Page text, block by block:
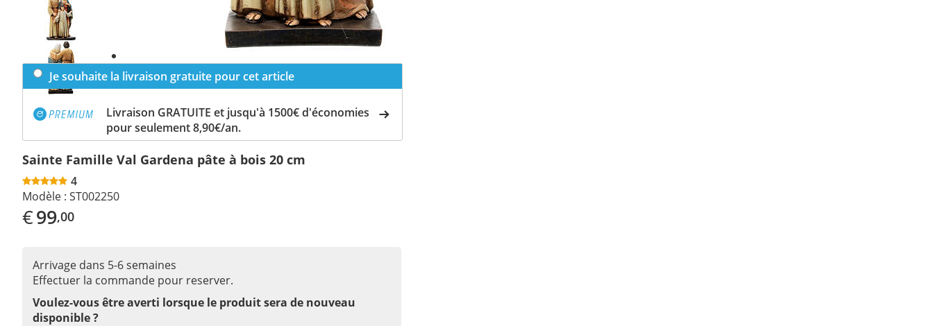
Je souhaite la livraison gratuite pour cet article
Livraison GRATUITE et jusqu'à 1500€ d'économies
pour seulement 8,90€/an.
Sainte Famille Val Gardena pâte à bois 20 cm
4
Modèle : ST002250
€99,00
Arrivage dans 5-6 semaines
Effectuer la commande pour reserver.
Voulez-vous être averti lorsque le produit sera de nouveau
disponible ?